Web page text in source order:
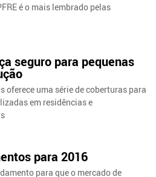
é o mais lembrado pelas
seguro para pequenas
oferece uma série de coberturas para
em residências e
para 2016
para que o mercado de